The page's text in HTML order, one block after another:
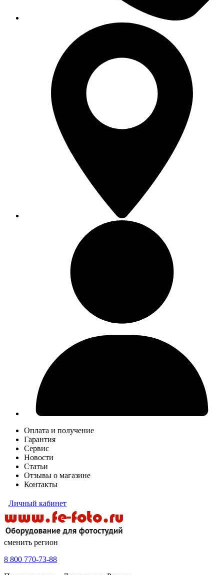
Оплата и получение
Гарантия
Сервис
Новости
Статьи
Отзывы о магазине
Контакты
Личный кабинет
сменить регион
8 800 770-73-88